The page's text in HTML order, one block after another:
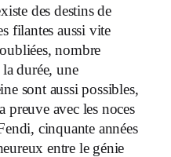
des destins de
filantes aussi vite
nombre
durée, une
sont aussi possibles,
preuve avec les noces
cinquante années
entre le génie